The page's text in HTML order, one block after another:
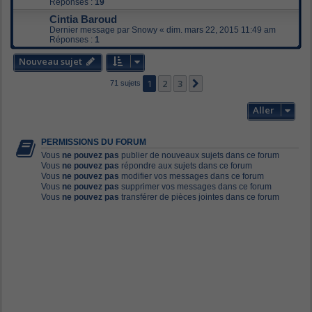
Cintia Baroud
Dernier message par Snowy « dim. mars 22, 2015 11:49 am
Réponses : 1
Nouveau sujet
71 sujets 1 2 3
Aller
PERMISSIONS DU FORUM
Vous ne pouvez pas publier de nouveaux sujets dans ce forum
Vous ne pouvez pas répondre aux sujets dans ce forum
Vous ne pouvez pas modifier vos messages dans ce forum
Vous ne pouvez pas supprimer vos messages dans ce forum
Vous ne pouvez pas transférer de pièces jointes dans ce forum